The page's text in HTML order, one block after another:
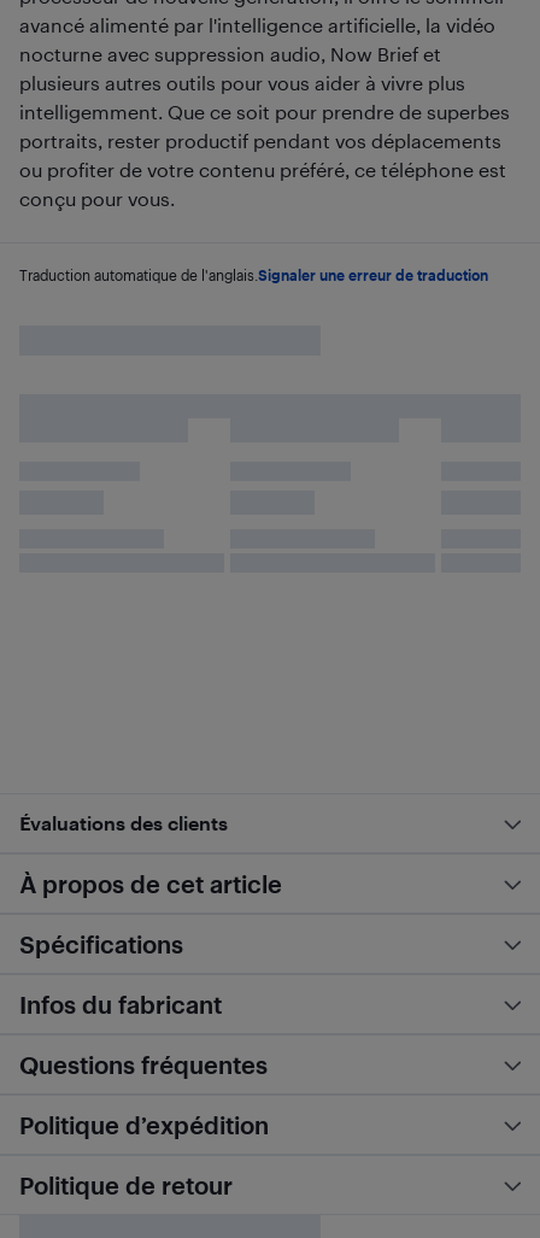
avancé alimenté par l'intelligence artificielle, la vidéo
nocturne avec suppression audio, Now Brief et
plusieurs autres outils pour vous aider à vivre plus
intelligemment. Que ce soit pour prendre de superbes
portraits, rester productif pendant vos déplacements
ou profiter de votre contenu préféré, ce téléphone est
conçu pour vous.
Traduction automatique de l'anglais. Signaler une erreur de traduction
Évaluations des clients
À propos de cet article
Spécifications
Infos du fabricant
Questions fréquentes
Politique d’expédition
Politique de retour